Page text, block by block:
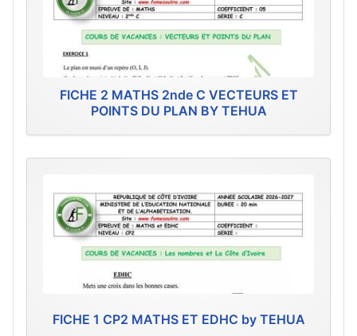
FICHE 2 MATHS 2nde C VECTEURS ET
POINTS DU PLAN BY TEHUA
FICHE 1 CP2 MATHS ET EDHC by TEHUA